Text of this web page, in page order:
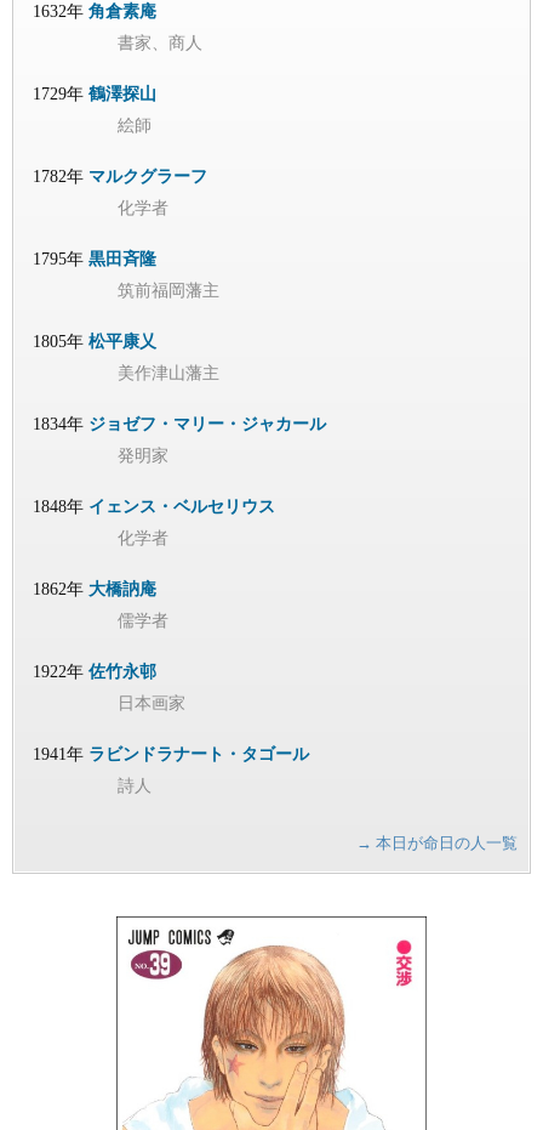
1632年 角倉素庵
書家、商人
1729年 鶴澤探山
絵師
1782年 マルクグラーフ
化学者
1795年 黒田斉隆
筑前福岡藩主
1805年 松平康乂
美作津山藩主
1834年 ジョゼフ・マリー・ジャカール
発明家
1848年 イェンス・ベルセリウス
化学者
1862年 大橋訥庵
儒学者
1922年 佐竹永邨
日本画家
1941年 ラビンドラナート・タゴール
詩人
→ 本日が命日の人一覧